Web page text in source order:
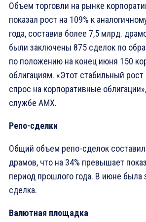
Объем торговли на рынке
показал рост на 109% к
года, составив более 7,5 млрд.
были заключены 875 сделок по
по положению на конец июня 150
облигациям. «Этот стабильный
спрос на корпоративные
службе АМХ.
Репо-сделки
Общий объем репо-сделок
драмов, что на 34% превышает
период прошлого года. В июне была
сделка.
Валютная площадка